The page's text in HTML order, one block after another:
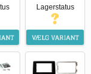
Lagerstatus